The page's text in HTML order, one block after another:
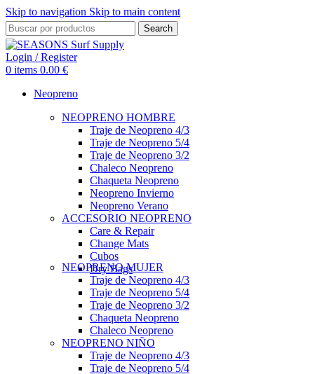
Skip to navigation Skip to main content
Search
Login / Register
0 items 0.00 €
Neopreno
NEOPRENO HOMBRE
Traje de Neopreno 4/3
Traje de Neopreno 5/4
Traje de Neopreno 3/2
Chaleco Neopreno
Chaqueta Neopreno
Neopreno Invierno
Neopreno Verano
ACCESORIO NEOPRENO
Care & Repair
Change Mats
Cubos
Dry Bags
NEOPRENO MUJER
Traje de Neopreno 4/3
Traje de Neopreno 5/4
Traje de Neopreno 3/2
Chaqueta Neopreno
Chaleco Neopreno
NEOPRENO NIÑO
Traje de Neopreno 4/3
Traje de Neopreno 5/4